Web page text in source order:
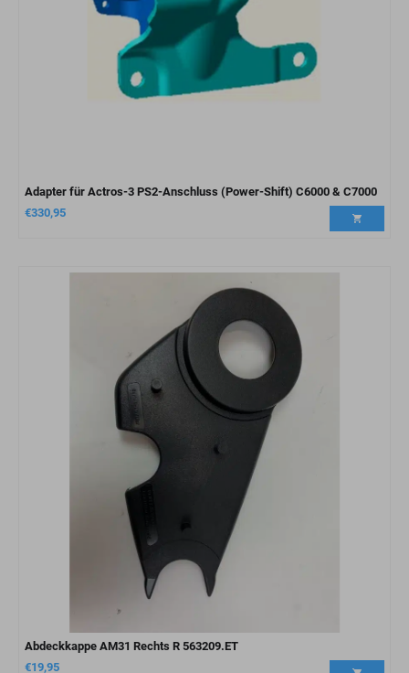
Adapter für Actros-3 PS2-Anschluss (Power-Shift) C6000 & C7000
€330,95
Abdeckkappe AM31 Rechts R 563209.ET
€19,95